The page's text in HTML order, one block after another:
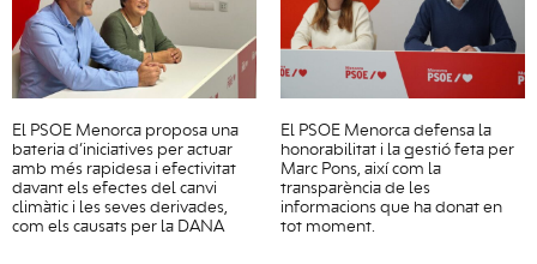
El PSOE Menorca proposa una
bateria d’iniciatives per actuar
amb més rapidesa i efectivitat
davant els efectes del canvi
climàtic i les seves derivades,
com els causats per la DANA
El PSOE Menorca defensa la
honorabilitat i la gestió feta per
Marc Pons, així com la
transparència de les
informacions que ha donat en
tot moment.